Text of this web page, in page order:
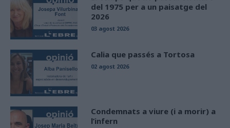
del 1975 per a un paisatge del
2026
03 agost 2026
Calia que passés a Tortosa
02 agost 2026
Condemnats a viure (i a morir) a
l’infern